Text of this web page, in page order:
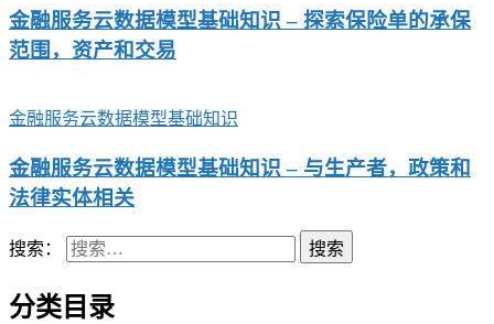
金融服务云数据模型基础知识 – 探索保险单的承保
范围，资产和交易
金融服务云数据模型基础知识
金融服务云数据模型基础知识 – 与生产者，政策和
法律实体相关
搜索：
分类目录